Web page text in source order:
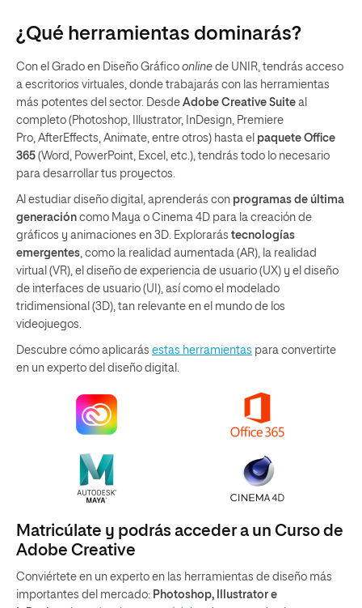
¿Qué herramientas dominarás?
Con el Grado en Diseño Gráfico online de UNIR, tendrás acceso
a escritorios virtuales, donde trabajarás con las herramientas
más potentes del sector. Desde Adobe Creative Suite al
completo (Photoshop, Illustrator, InDesign, Premiere
Pro, AfterEffects, Animate, entre otros) hasta el paquete Office
365 (Word, PowerPoint, Excel, etc.), tendrás todo lo necesario
para desarrollar tus proyectos.
Al estudiar diseño digital, aprenderás con programas de última
generación como Maya o Cinema 4D para la creación de
gráficos y animaciones en 3D. Explorarás tecnologías
emergentes, como la realidad aumentada (AR), la realidad
virtual (VR), el diseño de experiencia de usuario (UX) y el diseño
de interfaces de usuario (UI), así como el modelado
tridimensional (3D), tan relevante en el mundo de los
videojuegos.
Descubre cómo aplicarás estas herramientas para convertirte
en un experto del diseño digital.
Matricúlate y podrás acceder a un Curso de
Adobe Creative
Conviértete en un experto en las herramientas de diseño más
importantes del mercado: Photoshop, Illustrator e